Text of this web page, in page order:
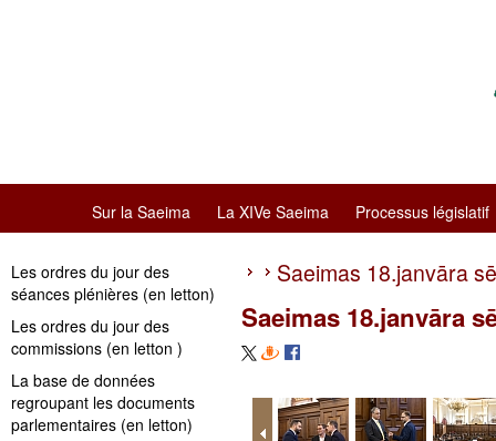
Sur la Saeima La XIVe Saeima Processus législatif
Les ordres du jour des
séances plénières (en letton)
Les ordres du jour des
commissions (en letton )
La base de données
regroupant les documents
parlementaires (en letton)
Saeimas 18.janvāra
Saeimas 18.janvāra